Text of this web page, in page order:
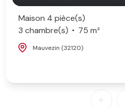
Maison 4 pièce(s)
3 chambre(s)
75 m²
Mauvezin (32120)